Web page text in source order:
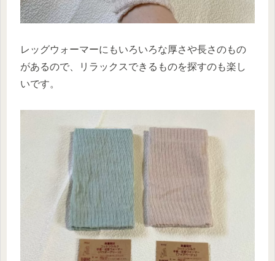
レッグウォーマーにもいろいろな厚さや長さのもの
があるので、リラックスできるものを探すのも楽し
いです。